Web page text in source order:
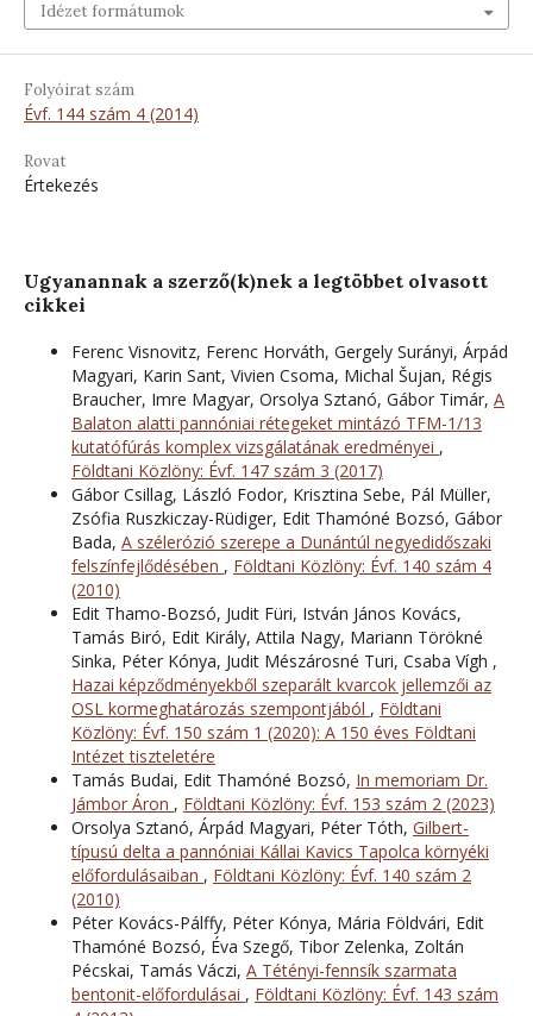
Idézet formátumok
Folyóirat szám
Évf. 144 szám 4 (2014)
Rovat
Értekezés
Ugyanannak a szerző(k)nek a legtöbbet olvasott
cikkei
Ferenc Visnovitz, Ferenc Horváth, Gergely Surányi, Árpád
Magyari, Karin Sant, Vivien Csoma, Michal Šujan, Régis
Braucher, Imre Magyar, Orsolya Sztanó, Gábor Timár, A
Balaton alatti pannóniai rétegeket mintázó TFM-1/13
kutatófúrás komplex vizsgálatának eredményei ,
Földtani Közlöny: Évf. 147 szám 3 (2017)
Gábor Csillag, László Fodor, Krisztina Sebe, Pál Müller,
Zsófia Ruszkiczay-Rüdiger, Edit Thamóné Bozsó, Gábor
Bada, A szélerózió szerepe a Dunántúl negyedidőszaki
felszínfejlődésében , Földtani Közlöny: Évf. 140 szám 4
(2010)
Edit Thamo-Bozsó, Judit Füri, István János Kovács,
Tamás Biró, Edit Király, Attila Nagy, Mariann Törökné
Sinka, Péter Kónya, Judit Mészárosné Turi, Csaba Vígh ,
Hazai képződményekből szeparált kvarcok jellemzői az
OSL kormeghatározás szempontjából , Földtani
Közlöny: Évf. 150 szám 1 (2020): A 150 éves Földtani
Intézet tiszteletére
Tamás Budai, Edit Thamóné Bozsó, In memoriam Dr.
Jámbor Áron , Földtani Közlöny: Évf. 153 szám 2 (2023)
Orsolya Sztanó, Árpád Magyari, Péter Tóth, Gilbert-
típusú delta a pannóniai Kállai Kavics Tapolca környéki
előfordulásaiban , Földtani Közlöny: Évf. 140 szám 2
(2010)
Péter Kovács-Pálffy, Péter Kónya, Mária Földvári, Edit
Thamóné Bozsó, Éva Szegő, Tibor Zelenka, Zoltán
Pécskai, Tamás Váczi, A Tétényi-fennsík szarmata
bentonit-előfordulásai , Földtani Közlöny: Évf. 143 szám